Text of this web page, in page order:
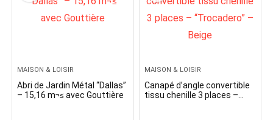
MAISON & LOISIR
Abri de Jardin Métal “Dallas”
– 15,16 m¬≤ avec Gouttière
MAISON & LOISIR
Canapé d’angle convertible
tissu chenille 3 places –